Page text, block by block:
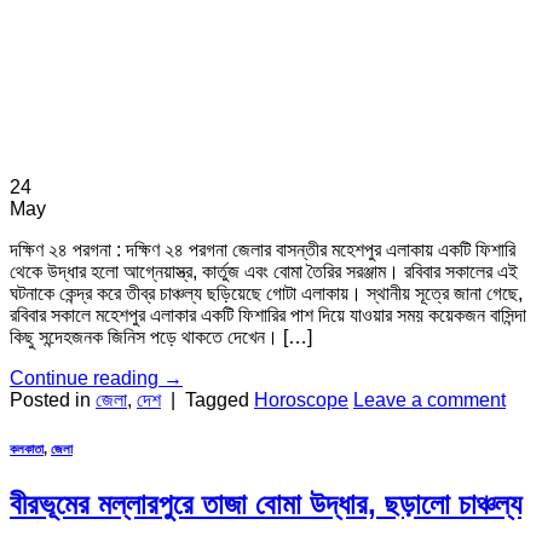
24
May
দক্ষিণ ২৪ পরগনা : দক্ষিণ ২৪ পরগনা জেলার বাসন্তীর মহেশপুর এলাকায় একটি ফিশারি
থেকে উদ্ধার হলো আগ্নেয়াস্ত্র, কার্তুজ এবং বোমা তৈরির সরঞ্জাম। রবিবার সকালের এই
ঘটনাকে কেন্দ্র করে তীব্র চাঞ্চল্য ছড়িয়েছে গোটা এলাকায়। স্থানীয় সূত্রে জানা গেছে,
রবিবার সকালে মহেশপুর এলাকার একটি ফিশারির পাশ দিয়ে যাওয়ার সময় কয়েকজন বাসিন্দা
কিছু সন্দেহজনক জিনিস পড়ে থাকতে দেখেন। […]
Continue reading →
Posted in জেলা, দেশ Tagged Horoscope Leave a comment
কলকাতা, জেলা
বীরভূমের মল্লারপুরে তাজা বোমা উদ্ধার, ছড়ালো চাঞ্চল্য